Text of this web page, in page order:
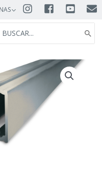
FOR: